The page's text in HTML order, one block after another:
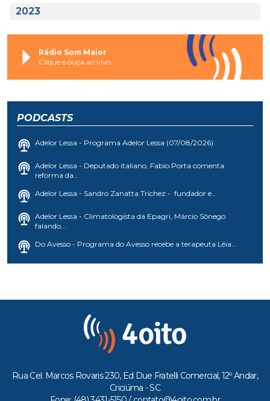
2023
Rádio Som Maior
Clique e ouça ao vivo
PODCASTS
Adelor Lessa - Programa Adelor Lessa (07/08/2026)
Adelor Lessa - Deputado italiano, Fabio Porta comenta
reforma da...
Adelor Lessa - Sandro Zanatta Trichez - fundador e...
Adelor Lessa - Climatologista da Epagri, Márcio Sônego
falando...
Do Avesso - Programa do Avesso recebe a terapeuta Léia...
Rua Cel. Marcos Rovaris 230, Ed Due Fratelli Comercial, 12º Andar,
Criciúma - SC